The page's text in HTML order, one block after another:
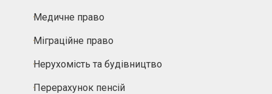
Медичне право
Міграційне право
Нерухомість та будівництво
Перерахунок пенсій